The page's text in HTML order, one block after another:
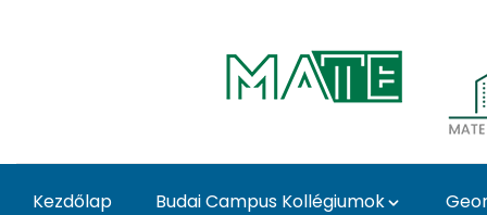
Kezdőlap Budai Campus Kollégiumok